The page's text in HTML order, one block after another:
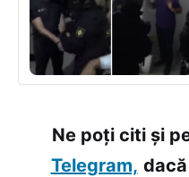
Ne poți citi și
Telegram,